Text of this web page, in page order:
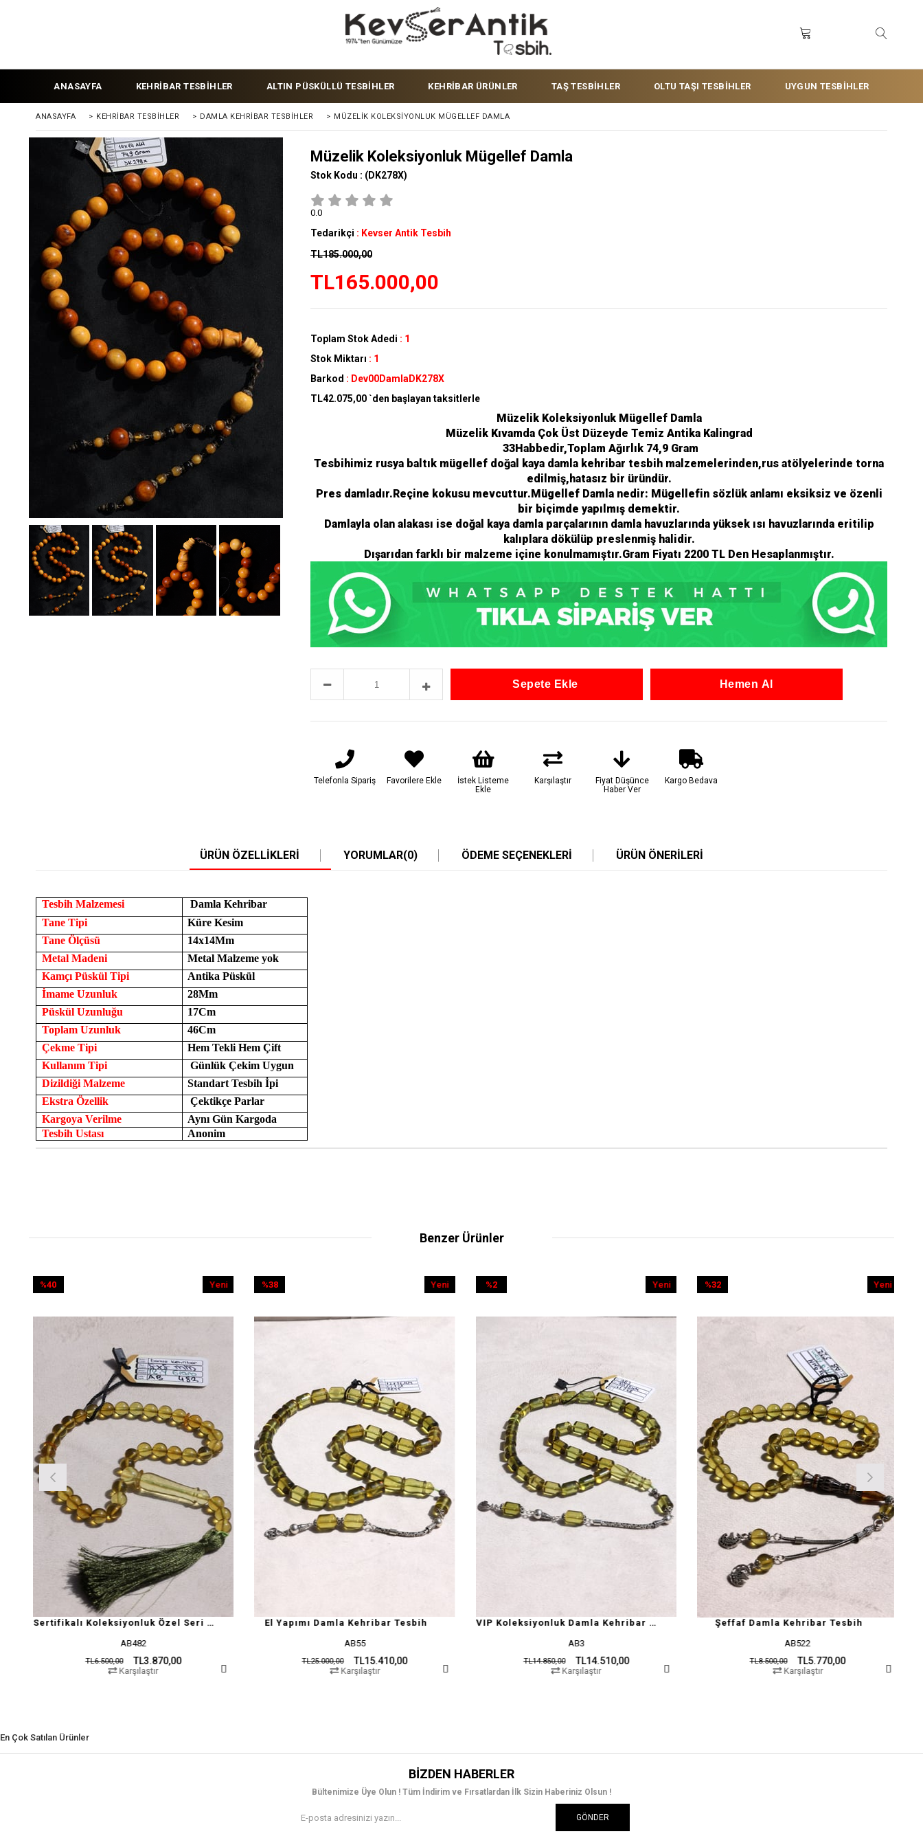
ANASAYFA KEHRİBAR TESBİHLER ALTIN PÜSKÜLLÜ TESBİHLER KEHRİBAR ÜRÜNLER TAŞ TESBİHLER OLTU TAŞI TESBİHLER UYGUN TESBİHLER
ANASAYFA > KEHRIBAR TESBIHLER > DAMLA KEHRİBAR TESBİHLER > MÜZELIK KOLEKSIYONLUK MÜGELLEF DAMLA
Müzelik Koleksiyonluk Mügellef Damla
Stok Kodu : (DK278X)
0.0
Tedarikçi : Kevser Antik Tesbih
TL185.000,00
TL165.000,00
Toplam Stok Adedi : 1
Stok Miktarı : 1
Barkod : Dev00DamlaDK278X
TL42.075,00`den başlayan taksitlerle
Müzelik Koleksiyonluk Mügellef Damla
Müzelik Kıvamda Çok Üst Düzeyde Temiz Antika Kalingrad
33Habbedir,Toplam Ağırlık 74,9 Gram
Tesbihimiz rusya baltık mügellef doğal kaya damla kehribar tesbih malzemelerinden,rus atölyelerinde torna
edilmiş,hatasız bir üründür.
Pres damladır.Reçine kokusu mevcuttur.Mügellef Damla nedir: Mügellefin sözlük anlamı eksiksiz ve özenli
bir biçimde yapılmış demektir.
Damlayla olan alakası ise doğal kaya damla parçalarının damla havuzlarında yüksek ısı havuzlarında eritilip
kalıplara dökülüp preslenmiş halidir.
Dışarıdan farklı bir malzeme içine konulmamıştır.Gram Fiyatı 2200 TL Den Hesaplanmıştır.
Telefonla Sipariş Favorilere Ekle
İstek Listeme
Ekle
Karşılaştır
Fiyat Düşünce
Haber Ver
Kargo Bedava
ÜRÜN ÖZELLIKLERI YORUMLAR(0) ÖDEME SEÇENEKLERI ÜRÜN ÖNERILERI
Tesbih Malzemesi
Damla Kehribar
Tane Tipi
Küre Kesim
Tane Ölçüsü
14x14Mm
Metal Madeni
Metal Malzeme yok
Kamçı Püskül Tipi
Antika Püskül
İmame Uzunluk
28Mm
Püskül Uzunluğu
17Cm
Toplam Uzunluk
46Cm
Çekme Tipi
Hem Tekli Hem Çift
Kullanım Tipi
Günlük Çekim Uygun
Dizildiği Malzeme
Standart Tesbih İpi
Ekstra Özellik
Çektikçe Parlar
Kargoya Verilme
Aynı Gün Kargoda
Tesbih Ustası
Anonim
Benzer Ürünler
Sertifikalı Koleksiyonluk Özel Seri Damla Kehribar
El Yapımı Damla Kehribar Tesbih
%38İndirim
VIP Koleksiyonluk Damla Kehribar Tesbih
TL14.510,00
%2İndirim
Şeffaf Damla Kehribar Tesbih
%32İndirim
%41İndirim
En Çok Satılan Ürünler
BIZDEN HABERLER
Bültenimize Üye Olun ! Tüm İndirim ve Fırsatlardan İlk Sizin Haberiniz Olsun !
GÖNDER